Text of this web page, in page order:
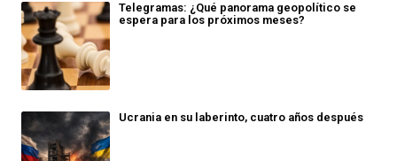
Telegramas: ¿Qué panorama geopolítico se
espera para los próximos meses?
Ucrania en su laberinto, cuatro años después